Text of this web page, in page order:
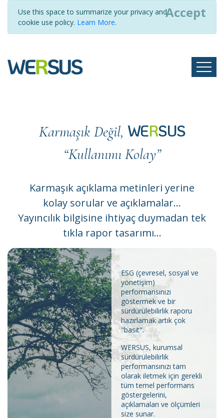
Use this space to summarize your privacy and
cookie use policy. Learn More.
Accept
Karmaşık Değil, WERSUS
“Kullanımı Kolay”
Karmaşık açıklama metinleri yerine
kolay sorular ve açıklamalar...
Yayıncılık bilgisine ihtiyaç duymadan tek
tıkla rapor tasarımı...
ESG (çevresel, sosyal ve
yönetişim)
performansınızı
göstermek ve bir
sürdürülebilirlik raporu
hazırlamak artık çok
"basit".
WERSUS, kurumsal
sürdürülebilirlik
performansınızı tam
olarak iletmek için gerekli
tüm temel performans
göstergelerini,
açıklamaları ve ölçümleri
size sunar.